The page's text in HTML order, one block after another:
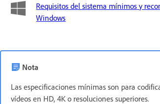
Requisitos del sistema mínimos y
Windows
Nota
Las especificaciones mínimas son para
vídeos en HD, 4K o resoluciones superiores.